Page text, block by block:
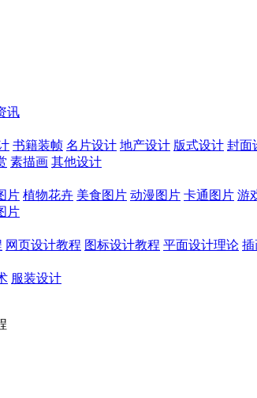
讯
书籍装帧 名片设计 地产设计 版式设计 封面
素描画 其他设计
片 植物花卉 美食图片 动漫图片 卡通图片 游
片
网页设计教程 图标设计教程 平面设计理论 插
服装设计